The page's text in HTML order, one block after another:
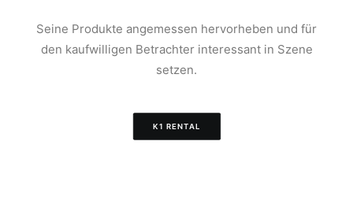
Seine Produkte angemessen hervorheben und für
den kaufwilligen Betrachter interessant in Szene
setzen.
K1 RENTAL